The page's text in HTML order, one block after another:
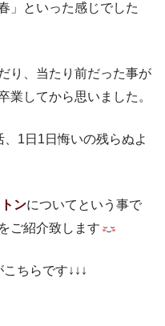
」といった感じでした
り、当たり前だった事が
業してから思いました。
1日1日悔いの残らぬよ
ンについてという事で
ご紹介致します
ちらです↓↓↓